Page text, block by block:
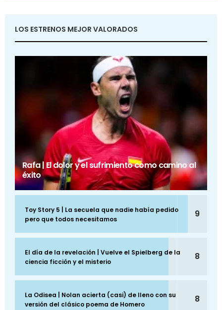
LOS ESTRENOS MEJOR VALORADOS
Rafa | El dolor y el sufrimiento como camino al
éxito
Toy Story 5 | La secuela que nadie había pedido
pero que todos necesitamos
9
El día de la revelación | Vuelve el Spielberg de la
ciencia ficción y el misterio
8
La Odisea | Nolan acierta (casi) de lleno con su
versión del clásico poema de Homero
8